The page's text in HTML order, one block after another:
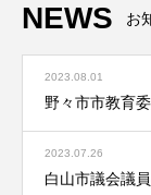
NEWS お
2023.08.01
野々市市教育
2023.07.26
白山市議会議